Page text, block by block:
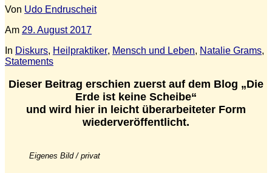
Von Udo Endruscheit
Am 29. August 2017
In Diskurs, Heilpraktiker, Mensch und Leben, Natalie Grams,
Statements
Dieser Beitrag erschien zuerst auf dem Blog „Die
Erde ist keine Scheibe“
und wird hier in leicht überarbeiteter Form
wiederveröffentlicht.
Eigenes Bild / privat